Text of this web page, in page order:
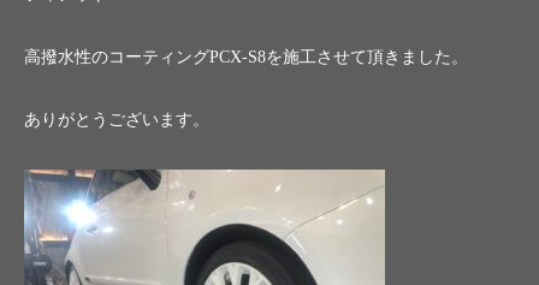
高撥水性のコーティングPCX-S8を施工させて頂きました。
ありがとうございます。